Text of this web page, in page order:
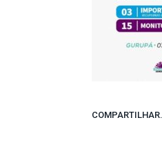
COMPARTILHAR.